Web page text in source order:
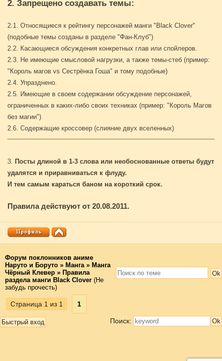
2. Запрещено создавать темы:
2.1. Относящиеся к рейтингу персонажей манги "Black Clover"
(подобные темы созданы в разделе "Фан-Клуб")
2.2. Касающиеся обсуждения конкретных глав или спойлеров.
2.3. Не имеющие смысловой нагрузки, а также темы-стеб (пример:
"Король магов vs Сестрёнка Гоша" и тому подобные)
2.4. Упразднено.
2.5. Имеющие в своем содержании обсуждение персонажей,
ограниченных в каких-либо своих техниках (пример: "Король Магов
без магии")
2.6. Содержащие кроссовер (слияние двух вселенных)
3. Посты длиной в 1-3 слова или необоснованные ответы будут
удалятся и приравниваться к флуду.
И тем самым караться баном на короткий срок.
Правила действуют от 20.08.2011.
Форум поклонников аниме
Наруто и Боруто » Манга » Манга
Чёрный Клевер » Правила
раздела манги Black Clover (Не
забудь прочесть)
Страница 1 из 1 1
Поиск: